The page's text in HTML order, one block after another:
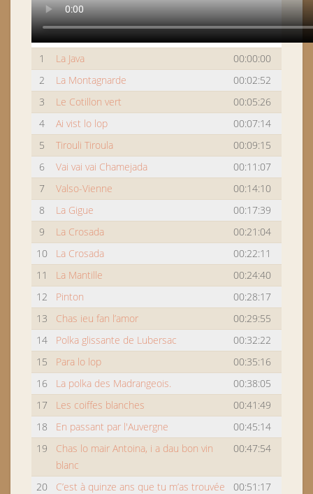
1 La Java
00:00:00
2
La Montagnarde
00:02:52
3
Le Cotillon vert
00:05:26
4
Ai vist lo lop
00:07:14
5
Tirouli Tiroula
00:09:15
6
Vai vai vai Chamejada
00:11:07
7
Valso-Vienne
00:14:10
8
La Gigue
00:17:39
9
La Crosada
00:21:04
10
La Crosada
00:22:11
11
La Mantille
00:24:40
12
Pinton
00:28:17
13
Chas ieu fan l’amor
00:29:55
14
Polka glissante de Lubersac
00:32:22
15
Para lo lop
00:35:16
16
La polka des Madrangeois.
00:38:05
17
Les coiffes blanches
00:41:49
18
En passant par l'Auvergne
00:45:14
19
Chas lo mair Antoina, i a dau bon vin
blanc
00:47:54
20
C’est à quinze ans que tu m’as trouvée
00:51:17